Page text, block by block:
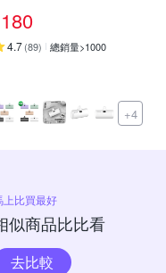
180
4.7(89) 總銷量>1000
+4
上比買最好
似商品比比看
去比較